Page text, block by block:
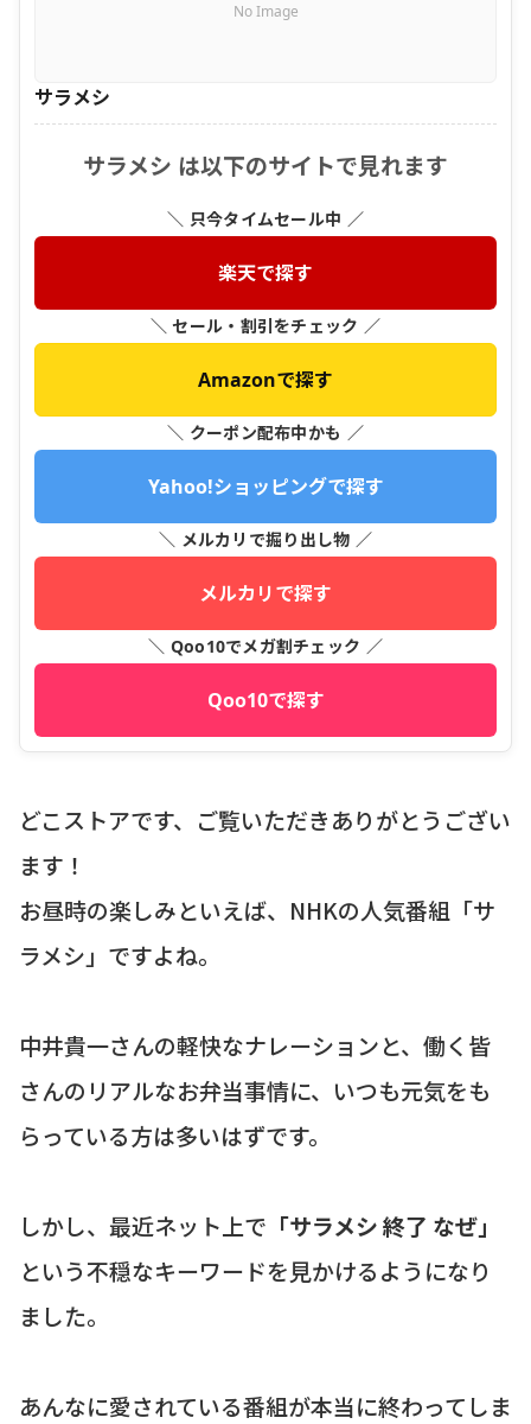
No Image
サラメシ
サラメシ は以下のサイトで見れます
＼ 只今タイムセール中 ／
楽天で探す
＼ セール・割引をチェック ／
Amazonで探す
＼ クーポン配布中かも ／
Yahoo!ショッピングで探す
＼ メルカリで掘り出し物 ／
メルカリで探す
＼ Qoo10でメガ割チェック ／
Qoo10で探す
どこストアです、ご覧いただきありがとうござい
ます！
お昼時の楽しみといえば、NHKの人気番組「サ
ラメシ」ですよね。
中井貴一さんの軽快なナレーションと、働く皆
さんのリアルなお弁当事情に、いつも元気をも
らっている方は多いはずです。
しかし、最近ネット上で 「サラメシ 終了 なぜ」
という不穏なキーワードを見かけるようになり
ました。
あんなに愛されている番組が本当に終わってしま